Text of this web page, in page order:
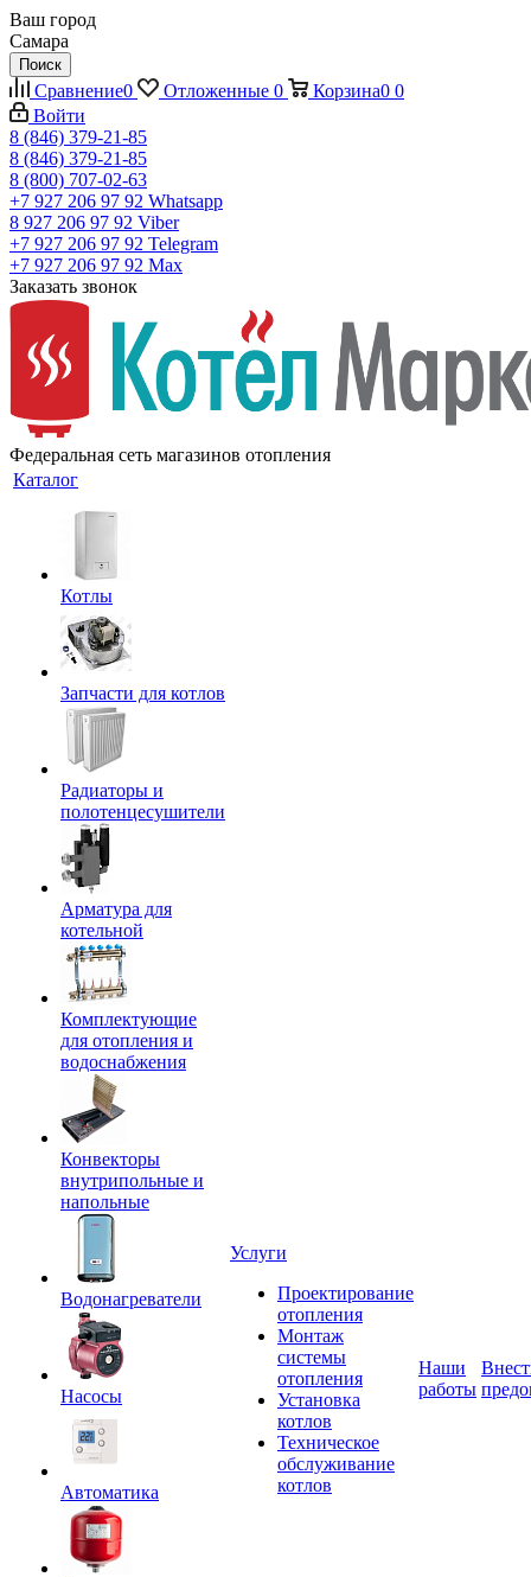
Ваш город
Самара
Поиск
Сравнение0 Отложенные 0 Корзина0 0
Войти
8 (846) 379-21-85
8 (846) 379-21-85
8 (800) 707-02-63
+7 927 206 97 92 Whatsapp
8 927 206 97 92 Viber
+7 927 206 97 92 Telegram
+7 927 206 97 92 Max
Заказать звонок
Федеральная сеть магазинов отопления
Каталог
Котлы
Запчасти для котлов
Радиаторы и
полотенцесушители
Арматура для
котельной
Комплектующие
для отопления и
водоснабжения
Конвекторы
внутрипольные и
напольные
Водонагреватели
Насосы
Автоматика
Услуги
Проектирование
отопления
Монтаж
системы
отопления
Установка
котлов
Техническое
обслуживание
котлов
Наши
работы